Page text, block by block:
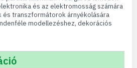
és az elektromosság számára
transzformátorok árnyékolására
modellezéshez, dekorációs